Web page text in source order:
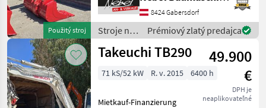
Použitý stroj
1500mm.Hydraulikpumpe
vor 1000Std.erneuert.
Palivo: Stroje na stavbu
mini b
8424 Gabersdorf
Stroje na
stavbu /
Takeuchi
Prémiový zlatý predajca
Takeuchi TB290
49.900
€
DPH je
neaplikovateľné
71 kS/52 kW R. v. 2015 6400 h
Mietkauf-Finanzierung